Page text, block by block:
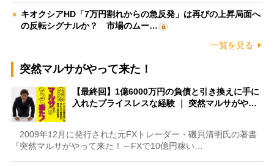
キオクシアHD「7万円割れからの急反発」は再びの上昇局面へ
の反転シグナルか？ 市場のムー…
一覧を見る
突然マルサがやって来た！
【最終回】1億6000万円の負債と引き換えに手に
入れたプライスレスな経験 ｜ 突然マルサがや…
2009年12月に発行された元FXトレーダー・磯貝清明氏の著書
『突然マルサがやって来た！～FXで10億円稼い…